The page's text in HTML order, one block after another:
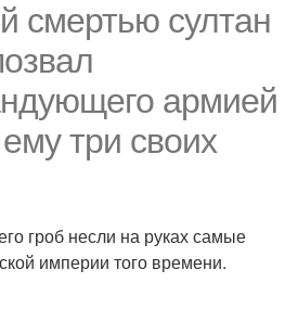
смертью султан
армией
три своих
гроб несли на руках самые
империи того времени.